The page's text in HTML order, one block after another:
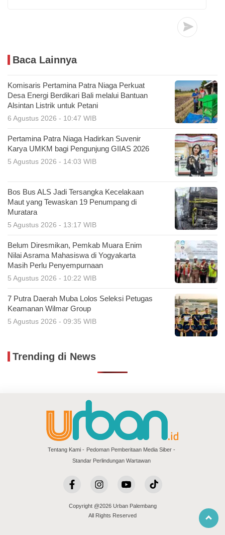
Baca Lainnya
Komisaris Pertamina Patra Niaga Perkuat
Desa Energi Berdikari Bali melalui Bantuan
Alsintan Listrik untuk Petani
6 Agustus 2026 - 10:47 WIB
Pertamina Patra Niaga Hadirkan Suvenir
Karya UMKM bagi Pengunjung GIIAS 2026
5 Agustus 2026 - 14:03 WIB
Bos Bus ALS Jadi Tersangka Kecelakaan
Maut yang Tewaskan 19 Penumpang di
Muratara
5 Agustus 2026 - 13:17 WIB
Belum Diresmikan, Pemkab Muara Enim
Nilai Asrama Mahasiswa di Yogyakarta
Masih Perlu Penyempurnaan
5 Agustus 2026 - 10:22 WIB
7 Putra Daerah Muba Lolos Seleksi Petugas
Keamanan Wilmar Group
5 Agustus 2026 - 09:35 WIB
Trending di News
Tentang Kami
Pedoman Pemberitaan Media Siber
Standar Perlindungan Wartawan
Copyright @2026 Urban Palembang
All Rights Reserved